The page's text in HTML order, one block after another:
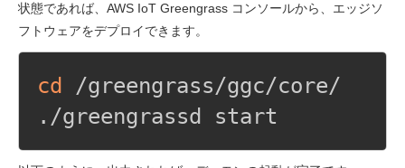
状態であれば、AWS IoT Greengrass コンソールから、エッジソ
フトウェアをデプロイできます。
cd
/greengrass/ggc/core/
./greengrassd start